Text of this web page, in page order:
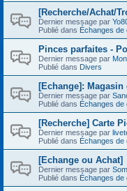
[Recherche/Achat/
Dernier message par
Publié dans Échanges de
Pinces parfaites -
Dernier message par
Publié dans Divers
[Echange]:
Dernier message par
Publié dans Échanges de
[Recherche] Carte
Dernier message par
Publié dans Échanges de
[Echange ou Achat]
Dernier message par
Publié dans Échanges de